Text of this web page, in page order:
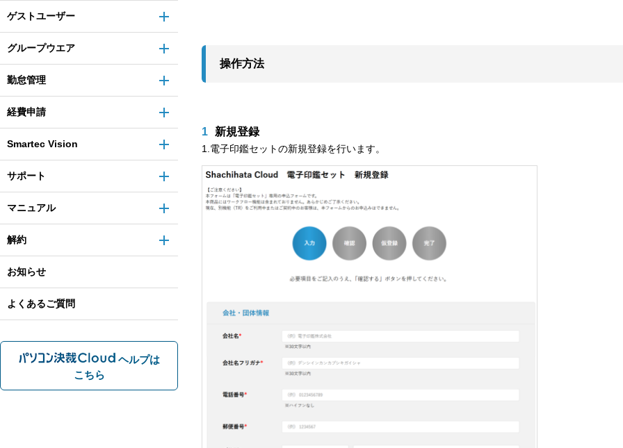
ゲストユーザー
グループウエア
勤怠管理
経費申請
Smartec Vision
サポート
マニュアル
解約
お知らせ
よくあるご質問
ヘルプは
こちら
操作方法
1 新規登録
1.電子印鑑セットの新規登録を行います。